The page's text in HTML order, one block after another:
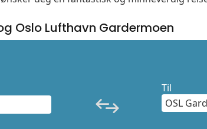
Oslo Lufthavn Gardermoen
Til